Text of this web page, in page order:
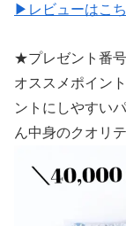
▶︎レビューはこ
★プレゼント番
オススメポイン
ントにしやすい
ん中身のクオリ